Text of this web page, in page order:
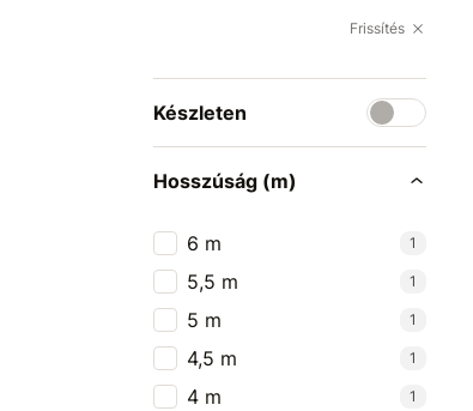
Frissítés
Készleten
Hosszúság (m)
6 m 1
5,5 m 1
5 m 1
4,5 m 1
4 m 1